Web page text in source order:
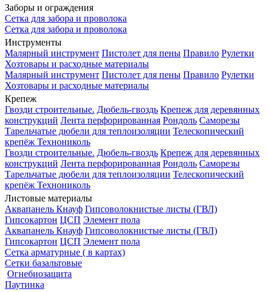
Заборы и ограждения
Сетка для забора и проволока
Сетка для забора и проволока
Инструменты
Малярный инструмент Пистолет для пены Правило Рулетки
Хозтовары и расходные материалы
Малярный инструмент Пистолет для пены Правило Рулетки
Хозтовары и расходные материалы
Крепеж
Гвозди строительные. Дюбель-гвоздь Крепеж для деревянных
конструкций Лента перфорированная Рондоль Саморезы
Тарельчатые дюбели для теплоизоляции Телескопический
крепёж Технониколь
Гвозди строительные. Дюбель-гвоздь Крепеж для деревянных
конструкций Лента перфорированная Рондоль Саморезы
Тарельчатые дюбели для теплоизоляции Телескопический
крепёж Технониколь
Листовые материалы
Аквапанель Кнауф Гипсоволокнистые листы (ГВЛ)
Гипсокартон ЦСП Элемент пола
Аквапанель Кнауф Гипсоволокнистые листы (ГВЛ)
Гипсокартон ЦСП Элемент пола
Сетка арматурные ( в картах)
Сетки базальтовые
Огнебиозащита
Паутинка